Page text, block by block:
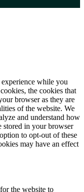
while you
the cookies that
browser as they are
of the website. We
and understand how
stored in your browser
to opt-out of these
may have an effect
the website to